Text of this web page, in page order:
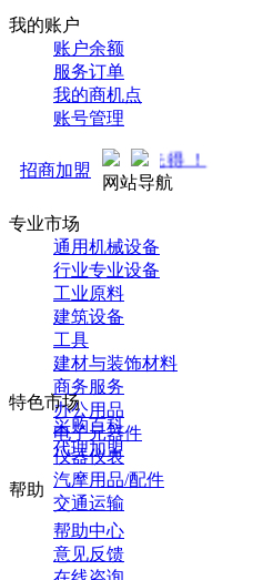
我的账户
账户余额
服务订单
我的商机点
账号管理
招商加盟
网站导航
专业市场
通用机械设备
行业专业设备
工业原料
建筑设备
工具
建材与装饰材料
商务服务
办公用品
电子元器件
仪器仪表
汽摩用品/配件
交通运输
特色市场
采购百科
代理加盟
帮助中心